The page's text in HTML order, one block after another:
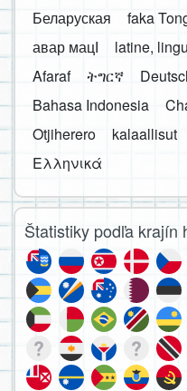
Беларуская
faka
авар мацӀ
latine,
Afaraf
ትግርኛ
Bahasa Indonesia
Otjiherero
kalaallisut
Ελληνικά
Štatistiky podľa krajín